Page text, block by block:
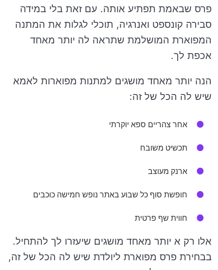
פרס שבאמת תפתיע אותה. עם זאת בלי במידה
סבירה קונספט ואנרגיה, תוכלי לגלות את המתנה
המפוארת המושלמת שתראה לה יותר מאחד
אכפת לך.
הנה יותר מאחד מושגים למתנות מפוארות לאמא
שיש לה הכל של זה:
אחר צהריים ספא יוקרתי
תכשיט משובח
ארנק מעוצב
חופשת סוף כל שבוע באתר נופש חמישה כוכבים
חווית שף פרטית
אלו רק א יותר מאחד מושגים שיעזרו לך להתחיל.
בבחירת פרס מפוארת ליולדת שיש לה הכל של זה,